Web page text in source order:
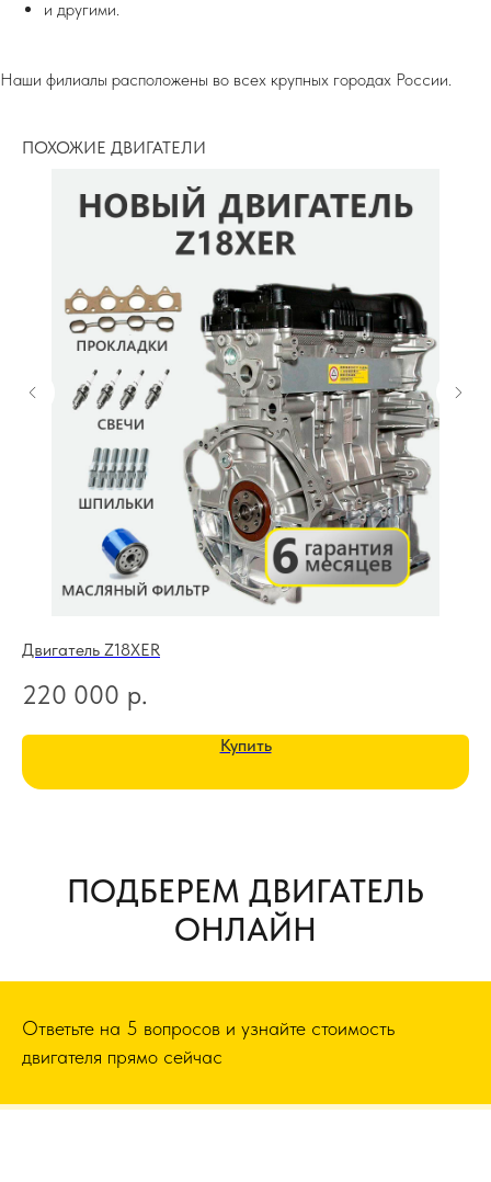
и другими.
Наши филиалы расположены во всех крупных городах России.
ПОХОЖИЕ ДВИГАТЕЛИ
Двигатель Z18XER
220 000 р.
Купить
ПОДБЕРЕМ ДВИГАТЕЛЬ
ОНЛАЙН
Ответьте на 5 вопросов и узнайте стоимость
двигателя прямо сейчас